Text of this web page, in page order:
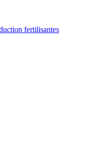
fertilisantes